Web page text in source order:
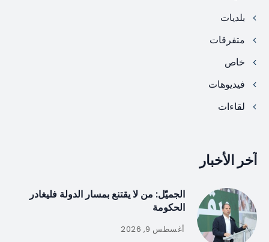
بلديات
متفرقات
خاص
فيديوهات
لقاءات
آخر الأخبار
الجميّل: من لا يقتنع بمسار الدولة فليغادر
الحكومة
أغسطس 9, 2026